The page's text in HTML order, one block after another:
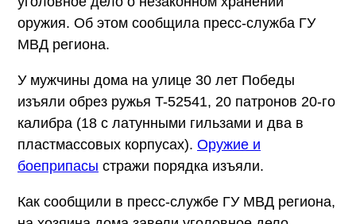
оружия. Об этом сообщила пресс-служба ГУ
МВД региона.
У мужчины дома на улице 30 лет Победы
изъяли обрез ружья T-52541, 20 патронов 20-го
калибра (18 с латунными гильзами и два в
пластмассовых корпусах). Оружие и
боеприпасы стражи порядка изъяли.
Как сообщили в пресс-службе ГУ МВД региона,